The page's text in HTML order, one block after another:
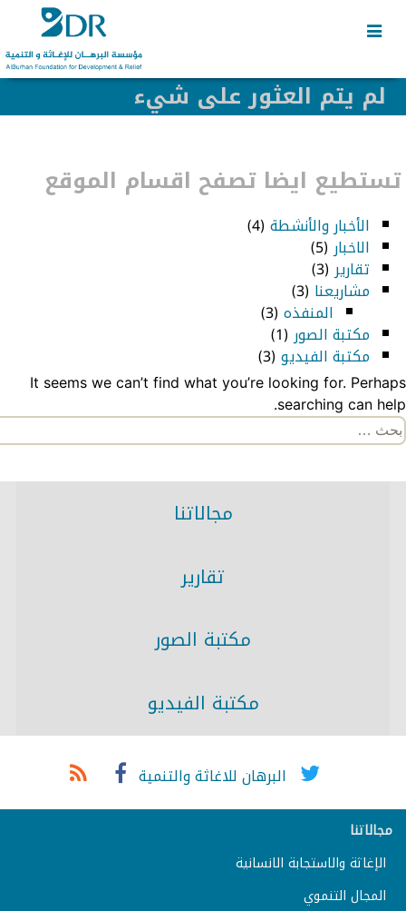
content
لم يتم العثور على شيء
تستطيع ايضا تصفح اقسام الموقع
الأخبار والأنشطة (4)
الاخبار(5)
تقارير(3)
مشاريعنا (3)
المنفذه (3)
مكتبة الصور(1)
مكتبة الفيديو (3)
It seems we can’t find what you’re looking for. Perhaps
searching can help.
البحث
عن:
مجالاتنا
تقارير
مكتبة الصور
مكتبة الفيديو
البرهان للاغاثة والتنمية
مجالاتنا
الإغاثة والاستجابة الانسانية
المجال التنموي